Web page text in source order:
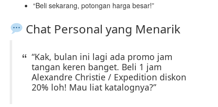
“Beli sekarang, potongan harga besar!”
Chat Personal yang Menarik
“Kak, bulan ini lagi ada promo jam
tangan keren banget. Beli 1 jam
Alexandre Christie / Expedition diskon
20% loh! Mau liat katalognya?”